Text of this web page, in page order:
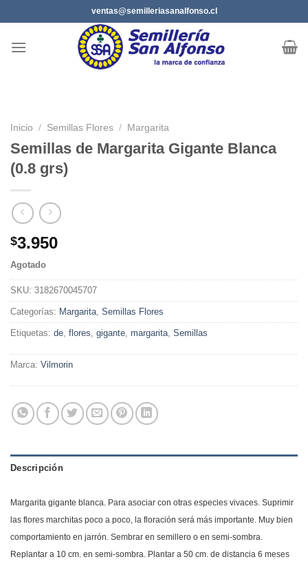
al
contenido
ventas@semilleriasanalfonso.cl
Inicio / Semillas Flores / Margarita
Semillas de Margarita Gigante Blanca
(0.8 grs)
$3.950
Agotado
SKU: 3182670045707
Categorías: Margarita, Semillas Flores
Etiquetas: de, flores, gigante, margarita, Semillas
Marca: Vilmorin
Descripción
Margarita gigante blanca. Para asociar con otras especies vivaces. Suprimir
las flores marchitas poco a poco, la floración será más importante. Muy bien
comportamiento en jarrón. Sembrar en semillero o en semi-sombra.
Replantar a 10 cm. en semi-sombra. Plantar a 50 cm. de distancia 6 meses